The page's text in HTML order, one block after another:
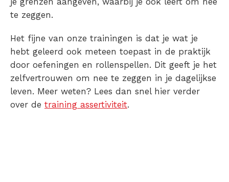
te zeggen.
Het fijne van onze trainingen is dat je wat je
hebt geleerd ook meteen toepast in de praktijk
door oefeningen en rollenspellen. Dit geeft je het
zelfvertrouwen om nee te zeggen in je dagelijkse
leven. Meer weten? Lees dan snel hier verder
over de training assertiviteit.